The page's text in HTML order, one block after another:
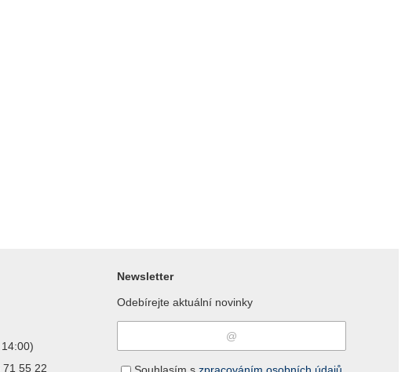
55 22
Newsletter
Odebírejte aktuální novinky